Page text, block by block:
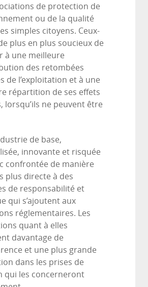
de protection de
ou de la qualité
simples citoyens. Ceux-
plus en plus soucieux de
à une meilleure
des retombées
de l’exploitation et à une
répartition de ses effets
lorsqu’ils ne peuvent être
de base,
innovante et risquée
confrontée de manière
plus directe à des
de responsabilité et
qui s’ajoutent aux
réglementaires. Les
quant à elles
davantage de
et une plus grande
dans les prises de
qui les concerneront